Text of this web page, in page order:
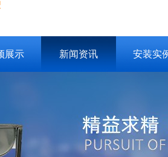
展示 新闻资讯 安装实